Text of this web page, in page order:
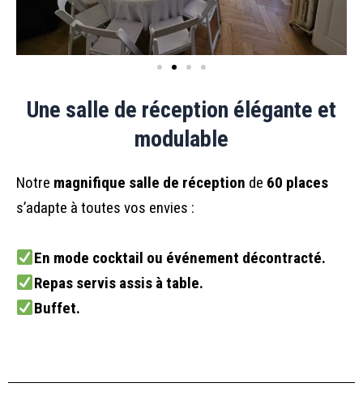
Une salle de réception élégante et
modulable
Notre magnifique salle de réception de 60 places
s’adapte à toutes vos envies :
En mode cocktail ou événement décontracté.
Repas servis assis à table.
Buffet.